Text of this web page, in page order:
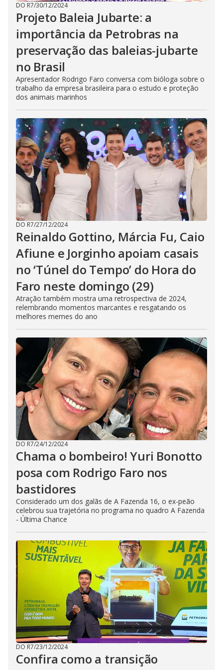
DO R7/30/12/2024
Projeto Baleia Jubarte: a
importância da Petrobras na
preservação das baleias-jubarte
no Brasil
Apresentador Rodrigo Faro conversa com bióloga sobre o
trabalho da empresa brasileira para o estudo e proteção
dos animais marinhos
DO R7/27/12/2024
Reinaldo Gottino, Márcia Fu, Caio
Afiune e Jorginho apoiam casais
no ‘Túnel do Tempo’ do Hora do
Faro neste domingo (29)
Atração também mostra uma retrospectiva de 2024,
relembrando momentos marcantes e resgatando os
melhores memes do ano
DO R7/24/12/2024
Chama o bombeiro! Yuri Bonotto
posa com Rodrigo Faro nos
bastidores
Considerado um dos galãs de A Fazenda 16, o ex-peão
celebrou sua trajetória no programa no quadro A Fazenda
- Última Chance
DO R7/23/12/2024
Confira como a transição